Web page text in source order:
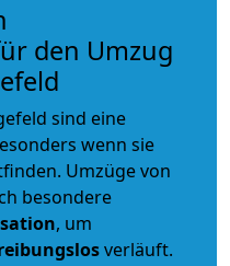
den Umzug
sind eine
wenn sie
Umzüge von
besondere
, um
verläuft.